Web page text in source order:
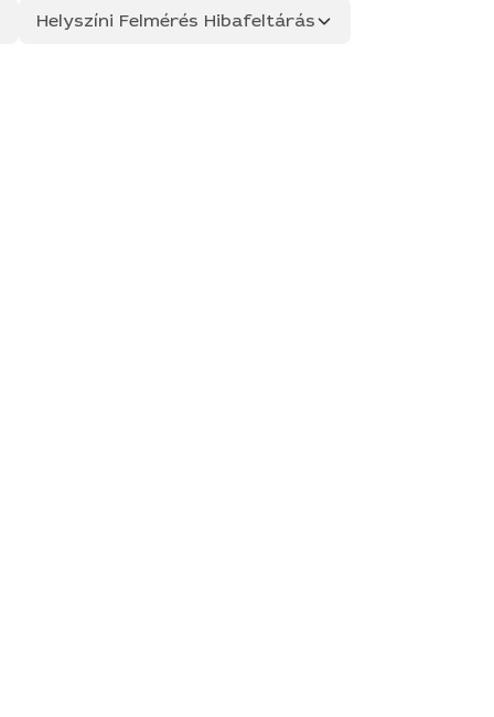
Helyszíni Felmérés Hibafeltárás